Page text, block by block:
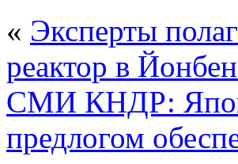
« Эксперты
реактор в
СМИ КНДР:
предлогом